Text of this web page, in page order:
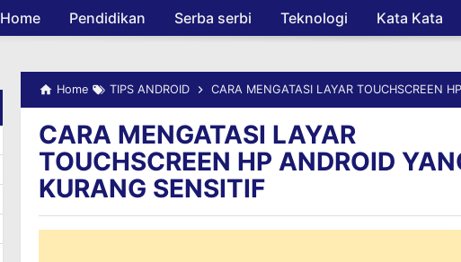
Skip to main content
Home Pendidikan Serba serbi Teknologi Kata Kata
Home TIPS ANDROID CARA MENGATASI LAYAR TOUCHSCREEN HP ANDROID YANG
CARA MENGATASI LAYAR
TOUCHSCREEN HP ANDROID
KURANG SENSITIF